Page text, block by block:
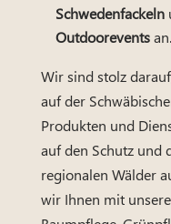
Schwedenfackeln
Outdooreventsan.
Wir sind stolz
auf der
Produkten und
auf den Schutz und
regionalen Wälder
wir Ihnen mit